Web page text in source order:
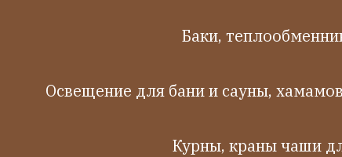
Баки,
Освещение для бани и сауны,
Курны, краны чаши